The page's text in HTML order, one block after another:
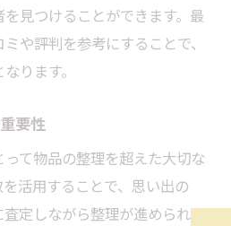
見つけることができます。最
や評判を参考にすることで、
ります。
要性
て物品の整理を超えた大切な
活用することで、思い出の
定しながら整理が進められま